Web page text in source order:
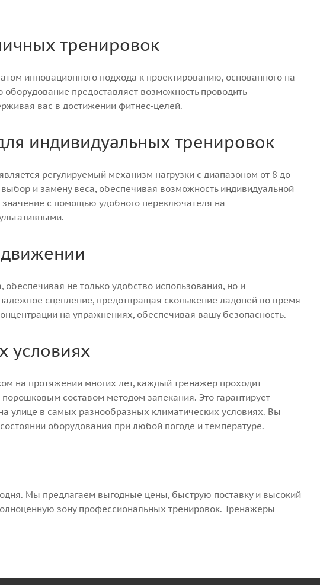
тренировок
инновационного подхода к проектированию, основанного на
предоставляет возможность проводить
вас в достижении фитнес-целей.
индивидуальных тренировок
регулируемый механизм нагрузки с диапазоном от 8 до
и замену веса, обеспечивая возможность индивидуальной
с помощью удобного переключателя на
не только удобство использования, но и
сцепление, предотвращая скольжение ладоней во время
на упражнениях, обеспечивая вашу безопасность.
условиях
на протяжении многих лет, каждый тренажер проходит
составом методом запекания. Это гарантирует
улице в самых разнообразных климатических условиях. Вы
оборудования при любой погоде и температуре.
Мы предлагаем выгодные цены, быструю поставку и высокий
зону профессиональных тренировок. Тренажеры